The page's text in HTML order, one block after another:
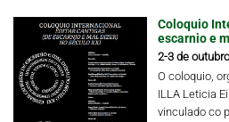
Coloquio
escarnio e
2-3 de
O coloquio,
ILLA Leticia
vinculado co